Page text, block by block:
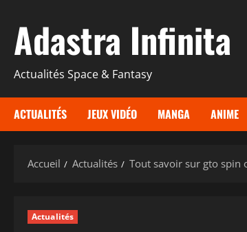
contenu
Adastra Infinita
Actualités Space & Fantasy
ACTUALITÉS JEUX VIDÉO MANGA ANIME
Accueil Actualités Tout savoir sur gto spin
Actualités